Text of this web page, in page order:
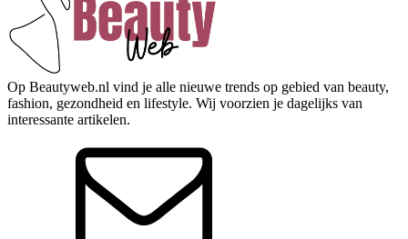
Op Beautyweb.nl vind je alle nieuwe trends op gebied van beauty,
fashion, gezondheid en lifestyle. Wij voorzien je dagelijks van
interessante artikelen.